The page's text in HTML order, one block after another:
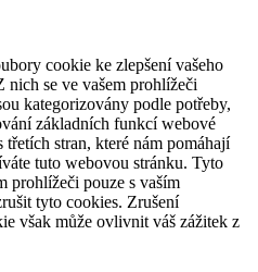
cookie ke zlepšení vašeho
se ve vašem prohlížeči
kategorizovány podle potřeby,
základních funkcí webové
stran, které nám pomáhají
tuto webovou stránku. Tyto
prohlížeči pouze s vaším
tyto cookies. Zrušení
však může ovlivnit váš zážitek z